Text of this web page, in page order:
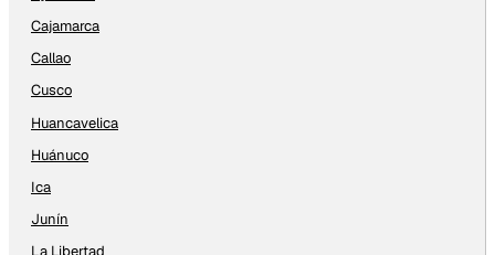
Cajamarca
Callao
Cusco
Huancavelica
Huánuco
Ica
Junín
La Libertad